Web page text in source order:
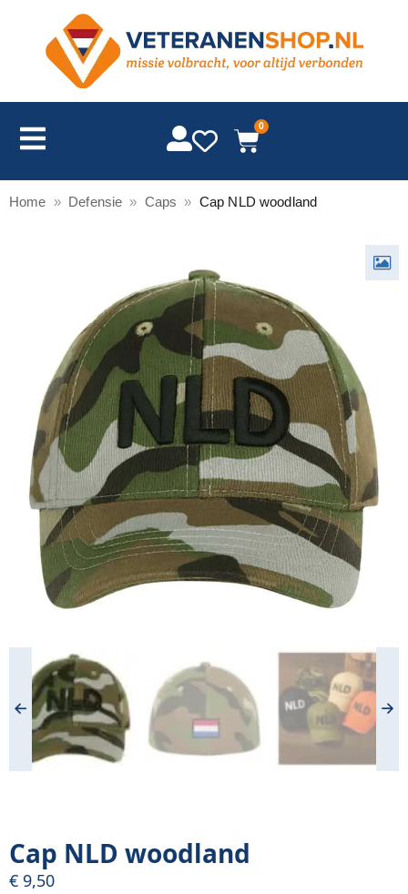
0
Home » Defensie » Caps » Cap NLD woodland
Cap NLD woodland
€ 9,50